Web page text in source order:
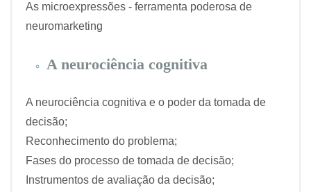
As microexpressões - ferramenta poderosa de
neuromarketing
A neurociência cognitiva
A neurociência cognitiva e o poder da tomada de
decisão;
Reconhecimento do problema;
Fases do processo de tomada de decisão;
Instrumentos de avaliação da decisão;